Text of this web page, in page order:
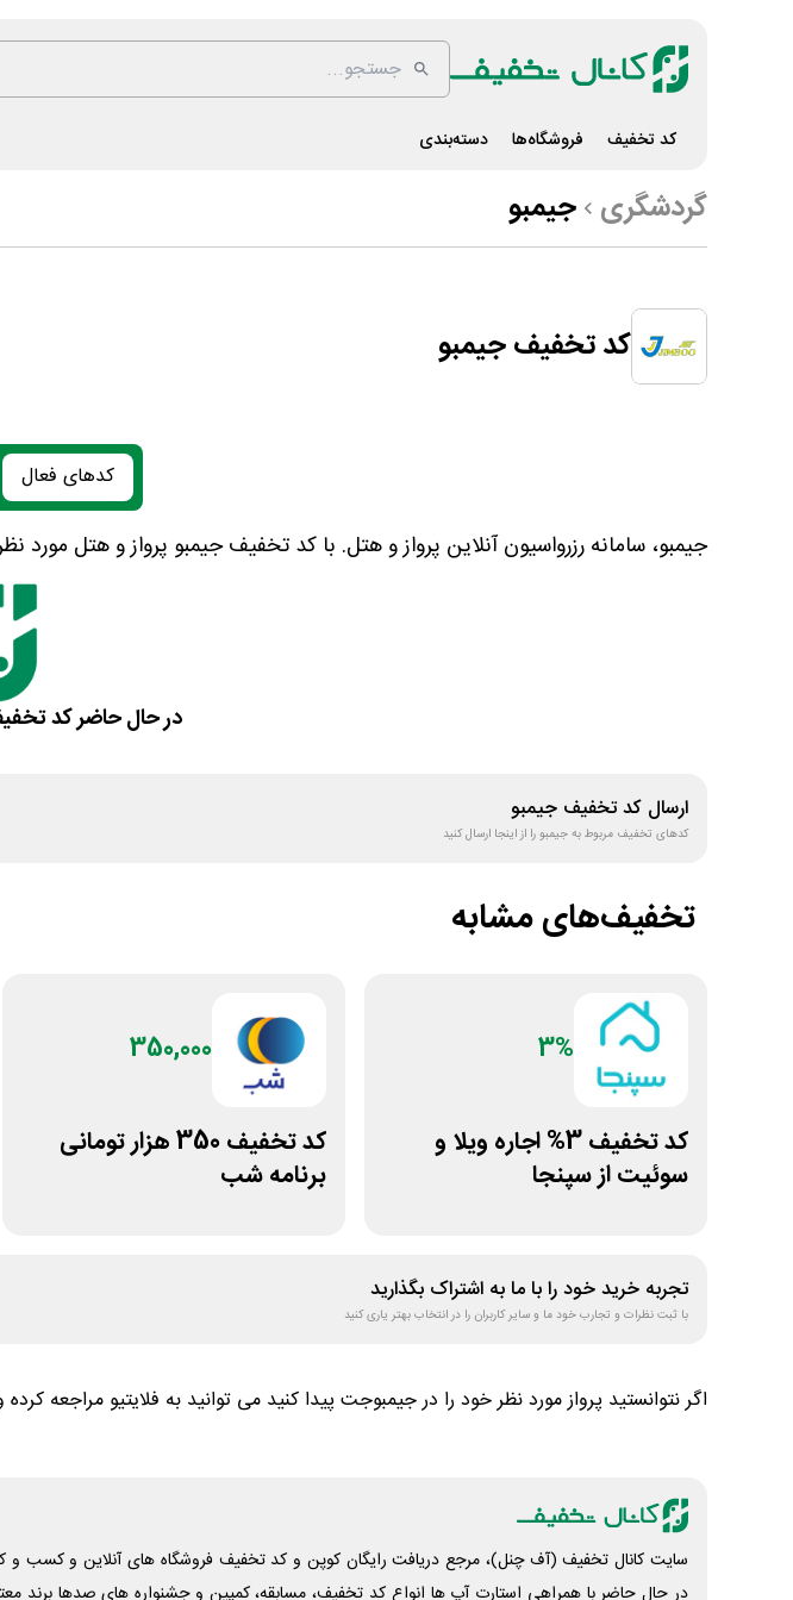
کد تخفیف فروشگاه‌ها دسته‌بندی
گردشگری جیمبو
کد تخفیف جیمبو
کدهای فعال
جیمبو، سامانه رزرواسیون آنلاین پرواز و هتل. با کد تخفیف جیمبو پرواز و هتل مورد نظر
در حال حاضر کد
ارسال کد تخفیف جیمبو
کدهای تخفیف مربوط بهجیمبورا از اینجا ارسال کنید
تخفیف‌های مشابه
3%
کد تخفیف 3% اجاره ویلا و
سوئیت از سپنجا
350,000
کد تخفیف 350 هزار تومانی
برنامه شب
تجربه خرید خود را با ما به اشتراک بگذارید
با ثبت نظرات و تجارب خود ما و سایر کاربران را در انتخاب بهتر یاری کنید
اگر نتوانستید پرواز مورد نظر خود را در جیمبوجت پیدا کنید می توانید به فلایتیو مراجعه کرده
سایت کانال تخفیف (آف چنل)، مرجع دریافت رایگان کوپن و کد تخفیف فروشگاه های آنلاین و کسب و‌
در حال حاضر با همراهی استارت آپ ها انواع کد تخفیف، مسابقه، کمپین و جشنواره های صدها برند